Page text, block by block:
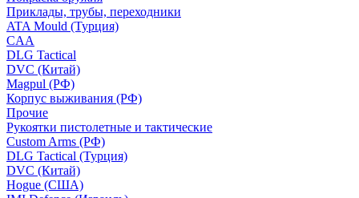
Приклады, трубы, переходники
ATA Mould (Турция)
CAA
DLG Tactical
DVC (Китай)
Magpul (РФ)
Корпус выживания (РФ)
Прочие
Рукоятки пистолетные и тактические
Custom Arms (РФ)
DLG Tactical (Турция)
DVC (Китай)
Hogue (США)